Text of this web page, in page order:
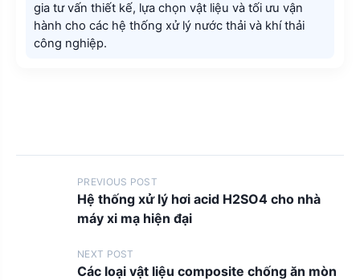
gia tư vấn thiết kế, lựa chọn vật liệu và tối ưu vận
hành cho các hệ thống xử lý nước thải và khí thải
công nghiệp.
PREVIOUS POST
Hệ thống xử lý hơi acid H2SO4 cho nhà
máy xi mạ hiện đại
NEXT POST
Các loại vật liệu composite chống ăn mòn